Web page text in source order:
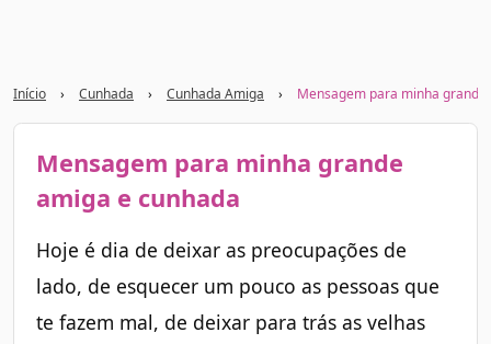
Início › Cunhada › Cunhada Amiga › Mensagem para minha
Mensagem para minha grande
amiga e cunhada
Hoje é dia de deixar as preocupações de
lado, de esquecer um pouco as pessoas que
te fazem mal, de deixar para trás as velhas